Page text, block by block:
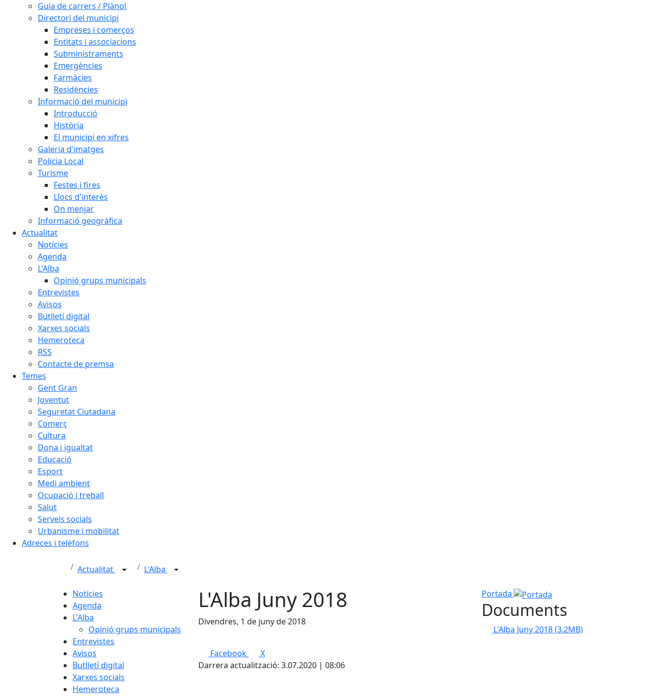
Guia de carrers / Plànol
Directori del municipi
Empreses i comerços
Entitats i associacions
Subministraments
Emergències
Farmàcies
Residències
Informació del municipi
Introducció
Història
El municipi en xifres
Galeria d'imatges
Policia Local
Turisme
Festes i fires
Llocs d'interès
On menjar
Informació geogràfica
Actualitat
Notícies
Agenda
L'Alba
Opinió grups municipals
Entrevistes
Avisos
Butlletí digital
Xarxes socials
Hemeroteca
RSS
Contacte de premsa
Temes
Gent Gran
Joventut
Seguretat Ciutadana
Comerç
Cultura
Dona i igualtat
Educació
Esport
Medi ambient
Ocupació i treball
Salut
Serveis socials
Urbanisme i mobilitat
Adreces i telèfons
Actualitat L'Alba
Notícies
Agenda
L'Alba
Opinió grups municipals
Entrevistes
Avisos
Butlletí digital
Xarxes socials
Hemeroteca
L'Alba Juny 2018
Divendres, 1 de juny de 2018
Facebook
X
Darrera actualització: 3.07.2020 | 08:06
Portada
Documents
L'Alba Juny 2018(3.2MB)